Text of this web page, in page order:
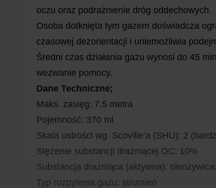
oczu oraz podrażnienie dróg oddechowych.
Osoba dotknięta tym gazem doświadcza
czasowej dezorientacji i uniemożliwia
Średni czas działania gazu wynosi do 45
wezwanie pomocy.
Dane Techniczne;
Maks. zasięg: 7,5 metra
Pojemność: 370 ml
Skala ostrości wg. Scoville’a (SHU): 2
Stężenie substancji drażniącej OC: 10%
Substancja drażniąca (aktywna):
Typ rozpylenia gazu: strumień